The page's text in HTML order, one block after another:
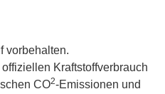
vorbehalten.
Kraftstoffverbrauch
CO2-Emissionen und